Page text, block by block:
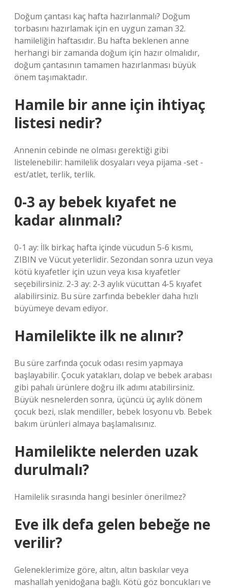
Doğum çantası kaç hafta hazırlanmalı? Doğum
torbasını hazırlamak için en uygun zaman 32.
hamileliğin haftasıdır. Bu hafta beklenen anne
herhangi bir zamanda doğum için hazır olmalıdır,
doğum çantasının tamamen hazırlanması büyük
önem taşımaktadır.
Hamile bir anne için ihtiyaç
listesi nedir?
Annenin cebinde ne olması gerektiği gibi
listelenebilir: hamilelik dosyaları veya pijama -set -
est/atlet, terlik, terlik.
0-3 ay bebek kıyafet ne
kadar alınmalı?
0-1 ay: İlk birkaç hafta içinde vücudun 5-6 kısmı,
ZIBIN ve Vücut yeterlidir. Sezondan sonra uzun veya
kötü kıyafetler için uzun veya kısa kıyafetler
seçebilirsiniz. 2-3 ay: 2-3 aylık vücuttan 4-5 kıyafet
alabilirsiniz. Bu süre zarfında bebekler daha hızlı
büyümeye devam ediyor.
Hamilelikte ilk ne alınır?
Bu süre zarfında çocuk odası resim yapmaya
başlayabilir. Çocuk yatakları, dolap ve bebek arabası
gibi pahalı ürünlere doğru ilk adımı atabilirsiniz.
Büyük nesnelerden sonra, üçüncü üç aylık dönem
çocuk bezi, ıslak mendiller, bebek losyonu vb. Bebek
bakım ürünleri almaya başlamalısınız.
Hamilelikte nelerden uzak
durulmalı?
Hamilelik sırasında hangi besinler önerilmez?
Eve ilk defa gelen bebeğe ne
verilir?
Geleneklerimize göre, altın, altın baskılar veya
mashallah yenidoğana bağlı. Kötü göz boncukları ve